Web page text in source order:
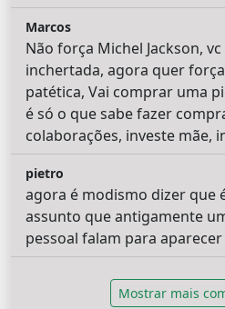
Marcos
Não força Michel Jackson,
inchertada, agora quer
patética, Vai comprar uma
é só o que sabe fazer
colaborações, investe mãe,
pietro
agora é modismo dizer que
assunto que antigamente
pessoal falam para aparecer
Mostrar mais